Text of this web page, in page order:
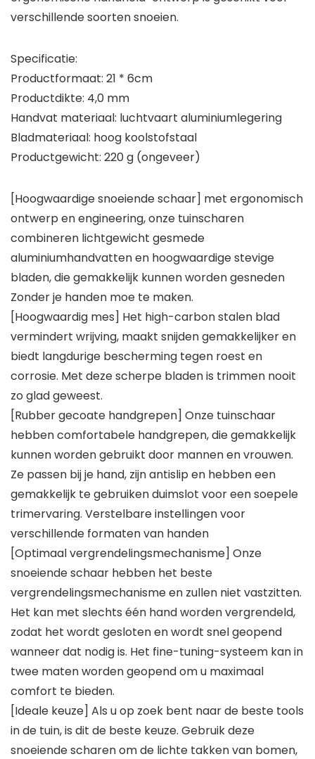
verschillende soorten snoeien.
Specificatie:
Productformaat: 21 * 6cm
Productdikte: 4,0 mm
Handvat materiaal: luchtvaart aluminiumlegering
Bladmateriaal: hoog koolstofstaal
Productgewicht: 220 g (ongeveer)
[Hoogwaardige snoeiende schaar] met ergonomisch
ontwerp en engineering, onze tuinscharen
combineren lichtgewicht gesmede
aluminiumhandvatten en hoogwaardige stevige
bladen, die gemakkelijk kunnen worden gesneden
Zonder je handen moe te maken.
[Hoogwaardig mes] Het high-carbon stalen blad
vermindert wrijving, maakt snijden gemakkelijker en
biedt langdurige bescherming tegen roest en
corrosie. Met deze scherpe bladen is trimmen nooit
zo glad geweest.
[Rubber gecoate handgrepen] Onze tuinschaar
hebben comfortabele handgrepen, die gemakkelijk
kunnen worden gebruikt door mannen en vrouwen.
Ze passen bij je hand, zijn antislip en hebben een
gemakkelijk te gebruiken duimslot voor een soepele
trimervaring. Verstelbare instellingen voor
verschillende formaten van handen
[Optimaal vergrendelingsmechanisme] Onze
snoeiende schaar hebben het beste
vergrendelingsmechanisme en zullen niet vastzitten.
Het kan met slechts één hand worden vergrendeld,
zodat het wordt gesloten en wordt snel geopend
wanneer dat nodig is. Het fine-tuning-systeem kan in
twee maten worden geopend om u maximaal
comfort te bieden.
[Ideale keuze] Als u op zoek bent naar de beste tools
in de tuin, is dit de beste keuze. Gebruik deze
snoeiende scharen om de lichte takken van bomen,